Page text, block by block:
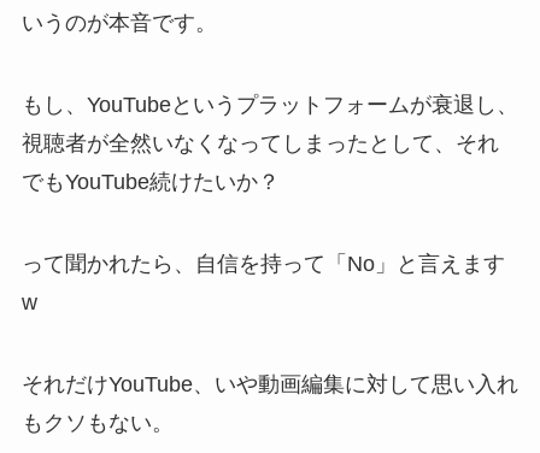
いうのが本音です。
もし、YouTubeというプラットフォームが衰退し、
視聴者が全然いなくなってしまったとして、それ
でもYouTube続けたいか？
って聞かれたら、自信を持って「No」と言えます
w
それだけYouTube、いや動画編集に対して思い入れ
もクソもない。